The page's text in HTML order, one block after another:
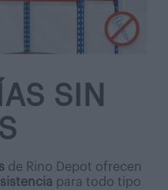
SIN
de Rino Depot ofrecen
para todo tipo